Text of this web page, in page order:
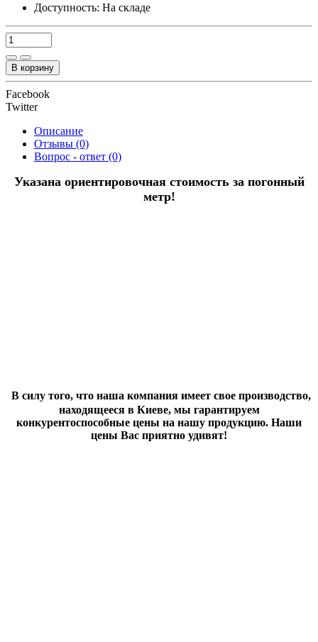
Доступность: На складе
В корзину
Facebook
Twitter
Описание
Отзывы (0)
Вопрос - ответ (0)
Указана ориентировочная стоимость за погонный
метр!
В силу того, что наша компания имеет свое производство,
находящееся в Киеве, мы гарантируем
конкурентоспособные цены на нашу продукцию. Наши
цены Вас приятно удивят!